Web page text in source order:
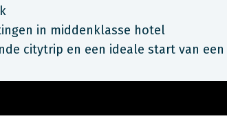
in middenklasse hotel
citytrip en een ideale start van